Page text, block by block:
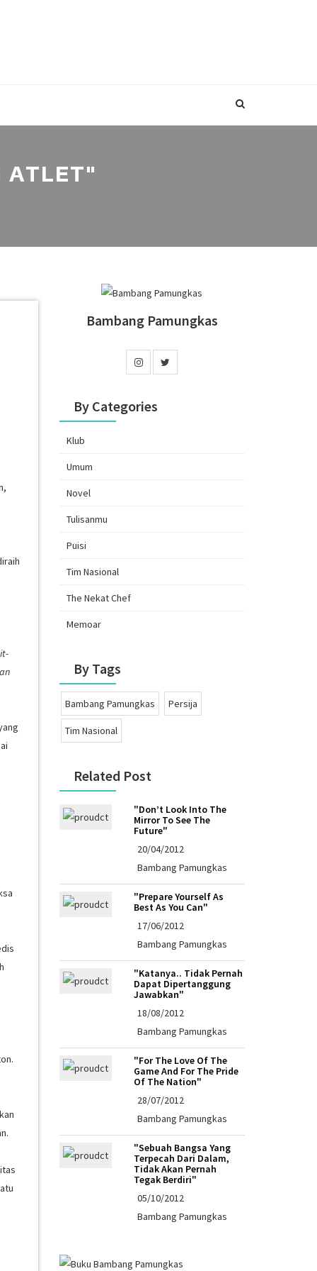
ATLET"
Bambang Pamungkas
By Categories
Klub
Umum
Novel
Tulisanmu
Puisi
Tim Nasional
The Nekat Chef
Memoar
By Tags
Bambang Pamungkas Persija
Tim Nasional
Related Post
"Don’t Look Into The
Mirror To See The
Future"
20/04/2012
Bambang Pamungkas
"Prepare Yourself As
Best As You Can"
17/06/2012
Bambang Pamungkas
"Katanya.. Tidak Pernah
Dapat Dipertanggung
Jawabkan"
18/08/2012
Bambang Pamungkas
"For The Love Of The
Game And For The Pride
Of The Nation"
28/07/2012
Bambang Pamungkas
"Sebuah Bangsa Yang
Terpecah Dari Dalam,
Tidak Akan Pernah
Tegak Berdiri"
05/10/2012
Bambang Pamungkas